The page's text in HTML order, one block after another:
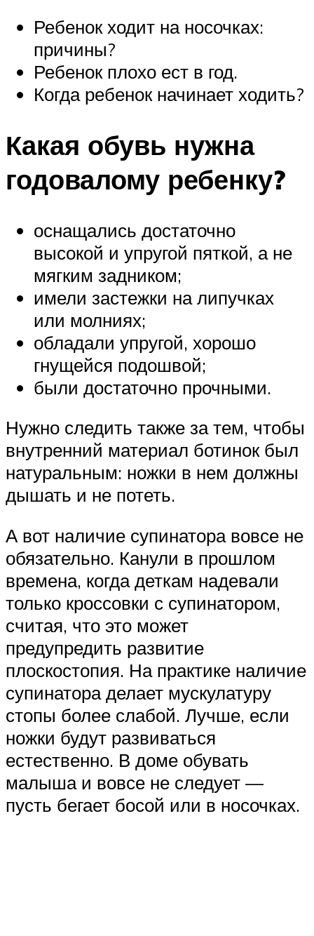
Ребенок ходит на носочках:
причины?
Ребенок плохо ест в год.
Когда ребенок начинает ходить?
Какая обувь нужна
годовалому ребенку?
оснащались достаточно
высокой и упругой пяткой, а не
мягким задником;
имели застежки на липучках
или молниях;
обладали упругой, хорошо
гнущейся подошвой;
были достаточно прочными.
Нужно следить также за тем, чтобы
внутренний материал ботинок был
натуральным: ножки в нем должны
дышать и не потеть.
А вот наличие супинатора вовсе не
обязательно. Канули в прошлом
времена, когда деткам надевали
только кроссовки с супинатором,
считая, что это может
предупредить развитие
плоскостопия. На практике наличие
супинатора делает мускулатуру
стопы более слабой. Лучше, если
ножки будут развиваться
естественно. В доме обувать
малыша и вовсе не следует —
пусть бегает босой или в носочках.